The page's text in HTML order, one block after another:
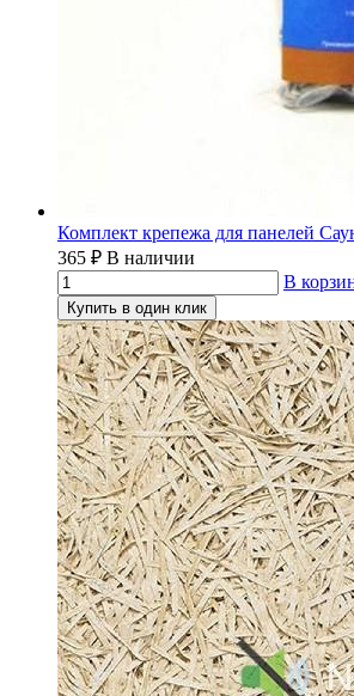
Комплект крепежа для панелей
365 ₽ В наличии
В
Купить в один клик